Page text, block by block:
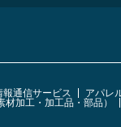
報通信サービス アパレ
加工・加工品・部品）